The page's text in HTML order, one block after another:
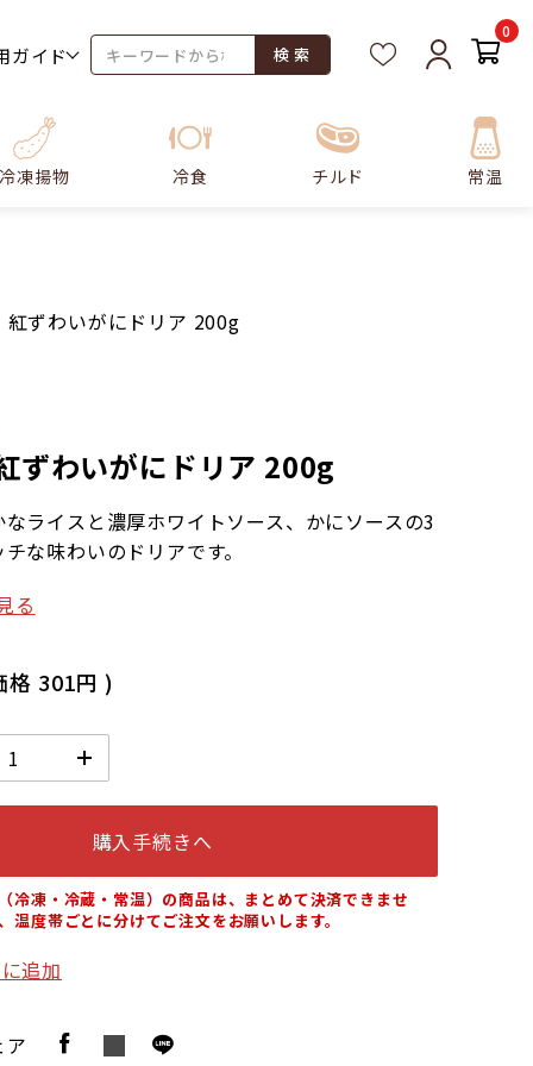
ガイド 検 索
0
冷凍揚物 冷食 チルド 常温
紅ずわいがにドリア 200g
ずわいがにドリア 200g
ライスと濃厚ホワイトソース、かにソースの3
な味わいのドリアです。
る
格 301円 )
購入手続きへ
冷凍・冷蔵・常温）の商品は、まとめて決済できませ
温度帯ごとに分けてご注文をお願いします。
追加
ア